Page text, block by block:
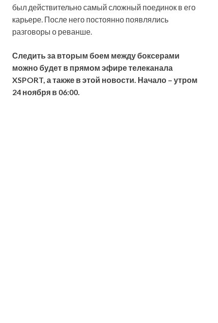
был действительно самый сложный поединок в его
карьере. После него постоянно появлялись
разговоры о реванше.
Следить за вторым боем между боксерами
можно будет в прямом эфире телеканала
XSPORT, а также в этой новости. Начало – утром
24 ноября в 06:00.